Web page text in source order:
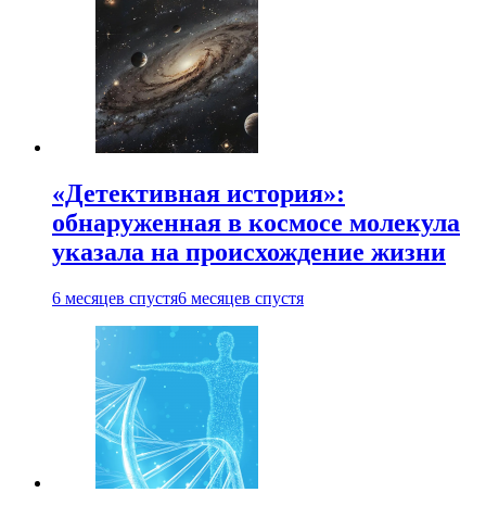
«Детективная история»:
обнаруженная в космосе молекула
указала на происхождение жизни
6 месяцев спустя6 месяцев спустя